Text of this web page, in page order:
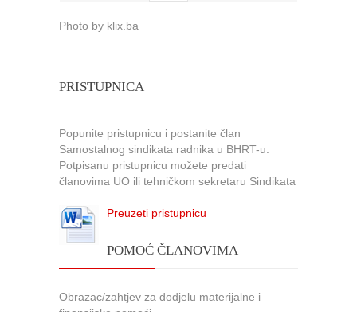
Photo by klix.ba
PRISTUPNICA
Popunite pristupnicu i postanite član
Samostalnog sindikata radnika u BHRT-u.
Potpisanu pristupnicu možete predati
članovima UO ili tehničkom sekretaru Sindikata
Preuzeti pristupnicu
POMOĆ ČLANOVIMA
Obrazac/zahtjev za dodjelu materijalne i